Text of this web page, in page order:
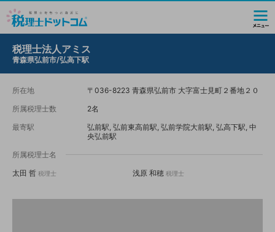
税理士法人アミス
青森県弘前市/弘高下駅
所在地
〒036-8223 青森県弘前市 大字富士見町２番地２０
所属税理士数
2名
最寄駅
弘前駅, 弘前東高前駅, 弘前学院大前駅, 弘高下駅, 中
央弘前駅
所属税理士名
太田 哲 税理士 浅原 和穂 税理士